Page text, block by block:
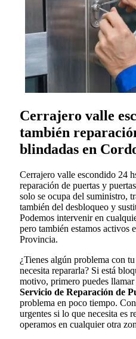
Cerrajero valle
también
blindadas en
Cerrajero valle escondido 24
reparación de puertas y
solo se ocupa del suministro,
también del desbloqueo y
Podemos intervenir en
pero también estamos activos
Provincia.
¿Tienes algún problema con
necesita repararla? Si está
motivo, primero puedes
Servicio de Reparación de
problema en poco tiempo.
urgentes si lo que necesita es
operamos en cualquier otra